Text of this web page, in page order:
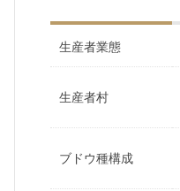
生産者業態
生産者村
ブドウ種構成